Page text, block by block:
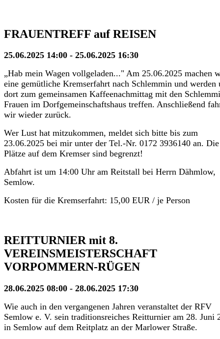
FRAUENTREFF auf REISEN
25.06.2025 14:00 - 25.06.2025 16:30
„Hab mein Wagen vollgeladen..." Am 25.06.2025 machen
eine gemütliche Kremserfahrt nach Schlemmin und werden
dort zum gemeinsamen Kaffeenachmittag mit den
Frauen im Dorfgemeinschaftshaus treffen. Anschließend
wir wieder zurück.
Wer Lust hat mitzukommen, meldet sich bitte bis zum
23.06.2025 bei mir unter der Tel.-Nr. 0172 3936140 an. Die
Plätze auf dem Kremser sind begrenzt!
Abfahrt ist um 14:00 Uhr am Reitstall bei Herrn Dähmlow,
Semlow.
Kosten für die Kremserfahrt: 15,00 EUR / je Person
REITTURNIER mit 8.
VEREINSMEISTERSCHAFT
VORPOMMERN-RÜGEN
28.06.2025 08:00 - 28.06.2025 17:30
Wie auch in den vergangenen Jahren veranstaltet der RFV
Semlow e. V. sein traditionsreiches Reitturnier am 28. Juni
in Semlow auf dem Reitplatz an der Marlower Straße.